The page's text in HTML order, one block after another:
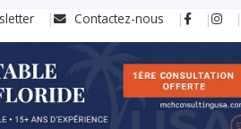
Contactez-nous